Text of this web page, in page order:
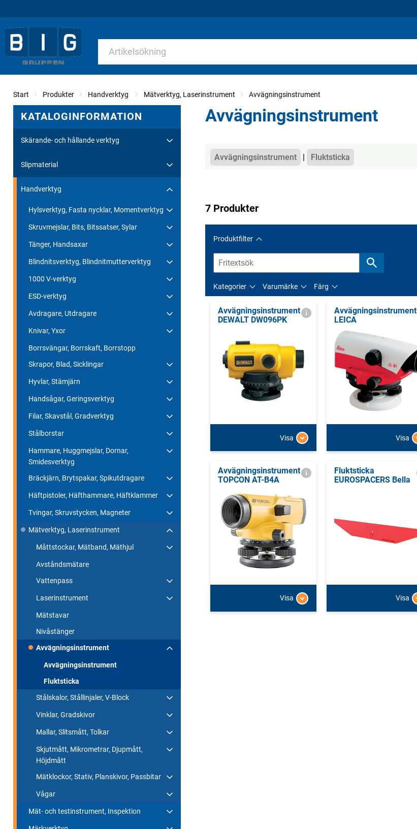
Start Produkter Handverktyg Mätverktyg, Laserinstrument Avvägningsinstrument
KATALOGINFORMATION
Skärande- och hållande verktyg
Slipmaterial
Handverktyg
Hylsverktyg, Fasta nycklar, Momentverktyg
Skruvmejslar, Bits, Bitssatser, Sylar
Tänger, Handsaxar
Blindnitsverktyg, Blindnitmutterverktyg
1000 V-verktyg
ESD-verktyg
Avdragare, Utdragare
Knivar, Yxor
Borrsvängar, Borrskaft, Borrstopp
Skrapor, Blad, Sicklingar
Hyvlar, Stämjärn
Handsågar, Geringsverktyg
Filar, Skavstål, Gradverktyg
Stålborstar
Hammare, Huggmejslar, Dornar,
Smidesverktyg
Bräckjärn, Brytspakar, Spikutdragare
Häftpistoler, Häfthammare, Häftklammer
Tvingar, Skruvstycken, Magneter
Mätverktyg, Laserinstrument
Måttstockar, Mätband, Mäthjul
Avståndsmätare
Vattenpass
Laserinstrument
Mätstavar
Nivåstänger
Avvägningsinstrument
Avvägningsinstrument
Fluktsticka
Stålskalor, Stållinjaler, V-Block
Vinklar, Gradskivor
Mallar, Slitsmått, Tolkar
Skjutmått, Mikrometrar, Djupmått,
Höjdmått
Mätklockor, Stativ, Planskivor, Passbitar
Vågar
Mät- och testinstrument, Inspektion
Avvägningsinstrument
Kategorier
Avvägningsinstrument Fluktsticka
7 Produkter
Produktfilter
Kategorier Varumärke Färg
Avvägningsinstrument
DEWALT DW096PK
Visa
Avvägningsinstrument
LEICA
Visa
Avvägningsinstrument
TOPCON AT-B4A
Visa
Fluktsticka
EUROSPACERS Bella
Visa